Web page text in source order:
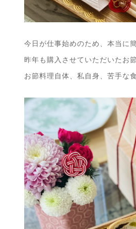
今日が仕事始めのため、本当に
昨年も購入させていただいたお
お節料理自体、私自身、苦手な